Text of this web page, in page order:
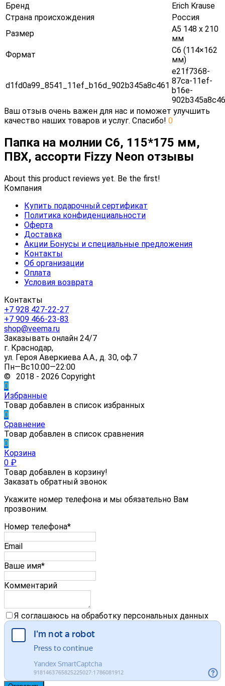
Бренд
Erich Krause
Страна происхождения
Россия
Размер
А5 148 х 210
мм
Формат
С6 (114×162
мм)
d1fd0a99_8541_11ef_b16d_902b345a8c461
e21f7368-
87ca-11ef-
b16e-
902b345a8c46
Ваш отзыв очень важен для нас и поможет улучшить
качество наших товаров и услуг. Спасибо! 0
Папка на молнии С6, 115*175 мм,
ПВХ, ассорти Fizzy Neon отзывы
About this product reviews yet. Be the first!
Компания
Купить подарочный сертификат
Политика конфиденциальности
Оферта
Доставка
Акции Бонусы и специальные предложения
Контакты
Об организации
Оплата
Условия возврата
Контакты
+7 928 427-22-27
+7 909 466-23-83
shop@veema.ru
Заказывать онлайн 24/7
г. Краснодар,
ул. Героя Аверкиева А.А., д. 30, оф.7
Пн—Вс10:00—22:00
© 2018 - 2026 Copyright
0
Избранные
Товар добавлен в список избранных
0
Сравнение
Товар добавлен в список сравнения
0
Корзина
0 ₽
Товар добавлен в корзину!
Заказать обратный звонок
Укажите номер телефона и мы обязательно Вам
прозвоним.
Номер телефона*
Email
Ваше имя*
Комментарий
Я соглашаюсь на обработку персональных данных